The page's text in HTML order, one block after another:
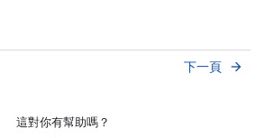
下一頁 arrow_forward
這對你有幫助嗎？